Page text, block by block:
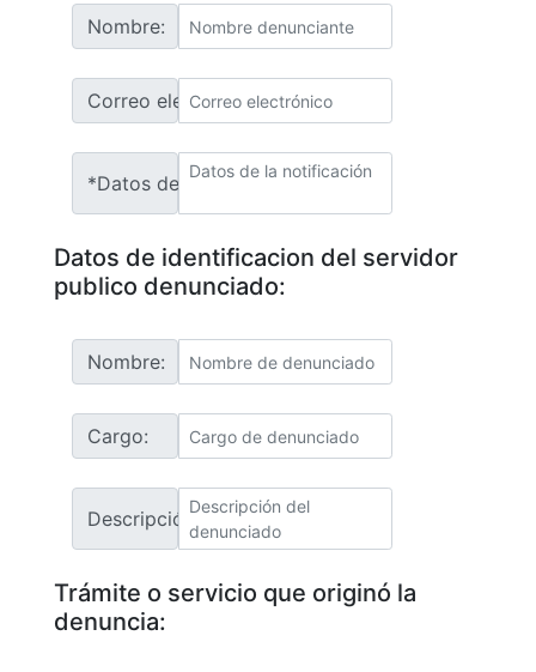
Nombre:
Correo electrónico:
*Datos de la notificación:
Datos de identificacion del servidor
publico denunciado:
Nombre:
Cargo:
Descripción de denunciado:
Trámite o servicio que originó la
denuncia: